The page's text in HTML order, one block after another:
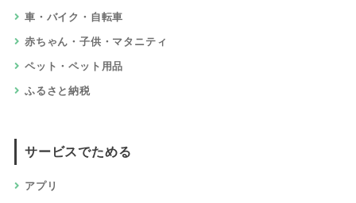
車・バイク・自転車
赤ちゃん・子供・マタニティ
ペット・ペット用品
ふるさと納税
サービスでためる
アプリ